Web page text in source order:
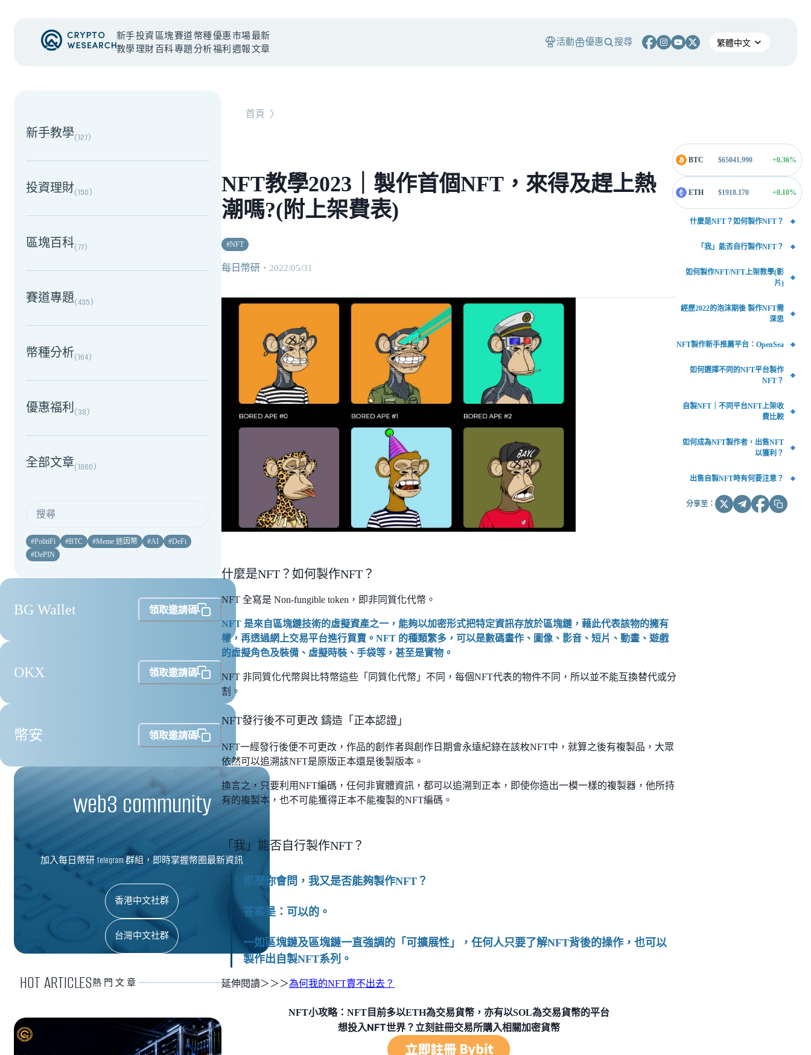
新手
教學
投資
理財
區塊
百科
賽道
專題
幣種
分析
優惠
福利
市場
週報
最新
文章
活動 優惠 搜尋
NEW EVENT
新手教學(127)
投資理財(150)
區塊百科(77)
賽道專題(435)
幣種分析(164)
優惠福利(38)
全部文章(1860)
#PolitiFi #BTC #Meme 迷因幣 #AI #DeFi
#DePIN
BG Wallet 領取邀請碼
OKX 領取邀請碼
幣安 領取邀請碼
web3 community
加入每日幣研 Telegram 群組，即時掌握幣圈最新資訊
香港中文社群
台灣中文社群
HOT ARTICLES熱門文章
首頁 〉
NFT教學2023｜製作首個NFT，來得及趕上熱
潮嗎?(附上架費表)
#NFT
每日幣研 ・ 2022/05/31
什麼是NFT？如何製作NFT？
NFT 全寫是 Non-fungible token，即非同質化代幣。
NFT 是來自區塊鏈技術的虛擬資產之一，能夠以加密形式把特定資訊存放於區塊鏈，藉此代表該物的擁有
權，再透過網上交易平台進行買賣。NFT 的種類繁多，可以是數碼畫作、圖像、影音、短片、動畫、遊戲
的虛擬角色及裝備、虛擬時裝、手袋等，甚至是實物。
NFT 非同質化代幣與比特幣這些「同質化代幣」不同，每個NFT代表的物件不同，所以並不能互換替代或分
割。
NFT發行後不可更改 鑄造「正本認證」
NFT一經發行後便不可更改，作品的創作者與創作日期會永遠紀錄在該枚NFT中，就算之後有複製品，大眾
依然可以追溯該NFT是原版正本還是後製版本。
換言之，只要利用NFT編碼，任何非實體資訊，都可以追溯到正本，即使你造出一模一樣的複製器，他所持
有的複製本，也不可能獲得正本不能複製的NFT編碼。
「我」能否自行製作NFT？
那麼你會問，我又是否能夠製作NFT？
答案是：可以的。
一如區塊鏈及區塊鏈一直強調的「可擴展性」，任何人只要了解NFT背後的操作，也可以
製作出自製NFT系列。
延伸閱讀＞＞＞為何我的NFT賣不出去？
NFT小攻略：NFT目前多以ETH為交易貨幣，亦有以SOL為交易貨幣的平台
想投入NFT世界？立刻註冊交易所購入相關加密貨幣
BTC $65041.990 +0.36%
ETH $1918.170 +0.10%
什麼是NFT？如何製作NFT？
「我」能否自行製作NFT？
如何製作NFT/NFT上架教學(影
片)
經歷2022的泡沫期後 製作NFT需
深思
NFT製作新手推薦平台：OpenSea
如何選擇不同的NFT平台製作
NFT？
自製NFT｜不同平台NFT上架收
費比較
如何成為NFT製作者，出售NFT
以獲利？
出售自製NFT時有何要注意？
分享至：